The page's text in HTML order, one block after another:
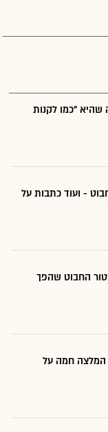
"כמו לקנות
- ועוד כתבות על
החבוט שהפך
המלצה חמה על